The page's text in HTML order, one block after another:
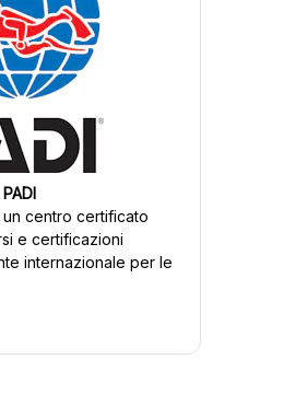
un centro certificato
e certificazioni
internazionale per le